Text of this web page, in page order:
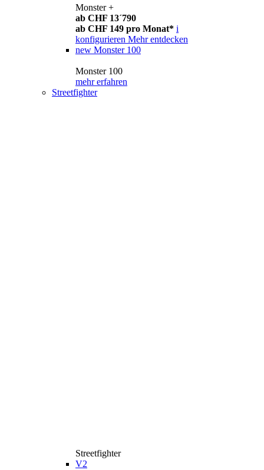
Monster +
ab CHF 13´790
ab CHF 149 pro Monat* i
konfigurieren Mehr entdecken
new Monster 100
Monster 100
mehr erfahren
Streetfighter
Streetfighter
V2